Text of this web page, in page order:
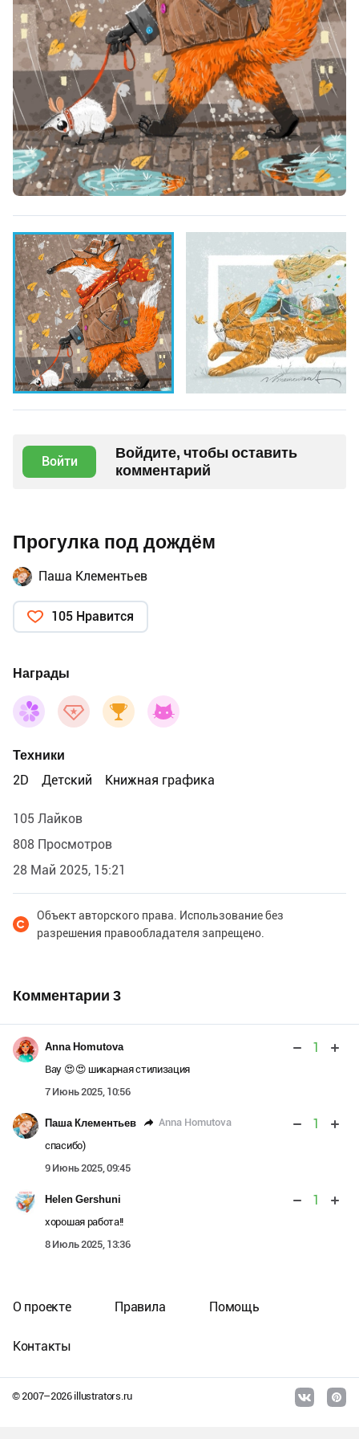
Войти
Войдите, чтобы оставить
комментарий
Прогулка под дождëм
Паша Клементьев
105 Нравится
Награды
Техники
2D
Детский Книжная графика
105 Лайков
808 Просмотров
28 Май 2025, 15:21
Объект авторского права. Использование без
разрешения правообладателя запрещено.
Комментарии 3
Anna Homutova 1
Вау 😍😍 шикарная стилизация
7 Июнь 2025, 10:56
Паша Клементьев Anna Homutova 1
спасибо)
9 Июнь 2025, 09:45
Helen Gershuni 1
хорошая работа!!
8 Июль 2025, 13:36
© 2007–2026illustrators.ru
О проекте Правила Помощь
Контакты